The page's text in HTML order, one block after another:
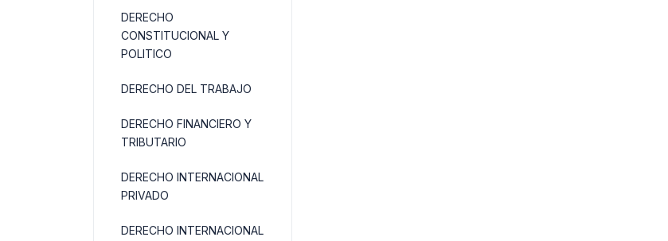
DERECHO
CONSTITUCIONAL Y
POLITICO
DERECHO DEL TRABAJO
DERECHO FINANCIERO Y
TRIBUTARIO
DERECHO INTERNACIONAL
PRIVADO
DERECHO INTERNACIONAL